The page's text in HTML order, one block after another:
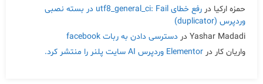
حمزه ارکیا در
رفع خطای utf8_general_ci: Fail در بسته نصبی
وردپرس (duplicator)
Yashar Madadi در دسترسی دادن به ربات facebook
واریان کار در Elementor وردپرس AI سایت پلنر را منتشر کرد.